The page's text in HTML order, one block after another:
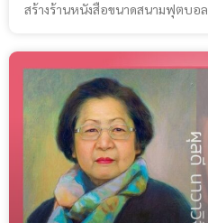
สร้างร้านหนังสือขนาดสนามฟุตบอล